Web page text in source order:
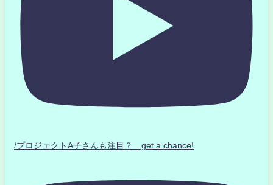
/プロジェクトA子さんも注目？ get a chance!